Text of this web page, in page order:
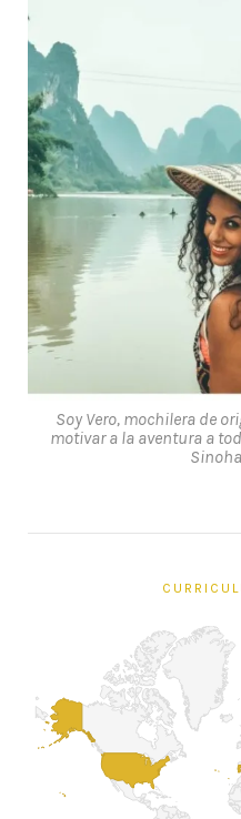
Soy Vero, mochilera de
motivar a la aventura a